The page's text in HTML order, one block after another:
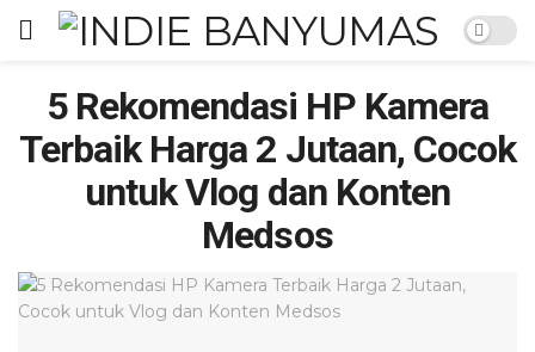
5 Rekomendasi HP Kamera
Terbaik Harga 2 Jutaan, Cocok
untuk Vlog dan Konten
Medsos